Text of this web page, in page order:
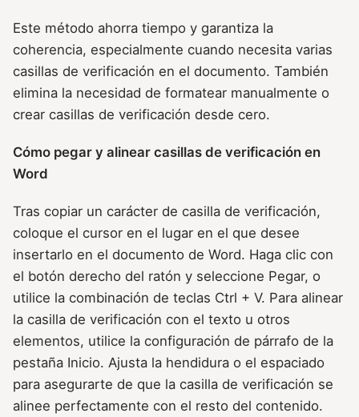
Este método ahorra tiempo y garantiza la
coherencia, especialmente cuando necesita varias
casillas de verificación en el documento. También
elimina la necesidad de formatear manualmente o
crear casillas de verificación desde cero.
Cómo pegar y alinear casillas de verificación en
Word
Tras copiar un carácter de casilla de verificación,
coloque el cursor en el lugar en el que desee
insertarlo en el documento de Word. Haga clic con
el botón derecho del ratón y seleccione Pegar, o
utilice la combinación de teclas Ctrl + V. Para alinear
la casilla de verificación con el texto u otros
elementos, utilice la configuración de párrafo de la
pestaña Inicio. Ajusta la hendidura o el espaciado
para asegurarte de que la casilla de verificación se
alinee perfectamente con el resto del contenido.